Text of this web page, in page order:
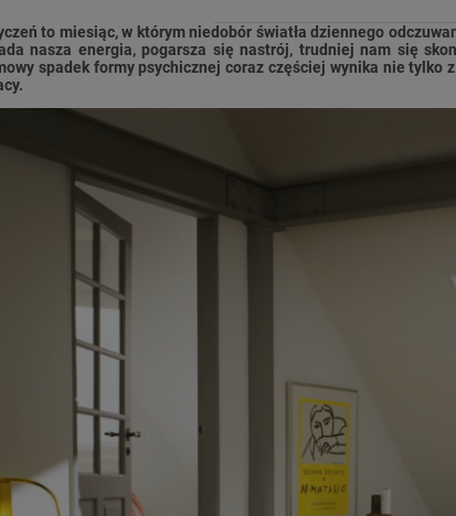
to miesiąc, w którym niedobór światła dziennego
nasza energia, pogarsza się nastrój, trudniej nam się
spadek formy psychicznej coraz częściej wynika nie tylko